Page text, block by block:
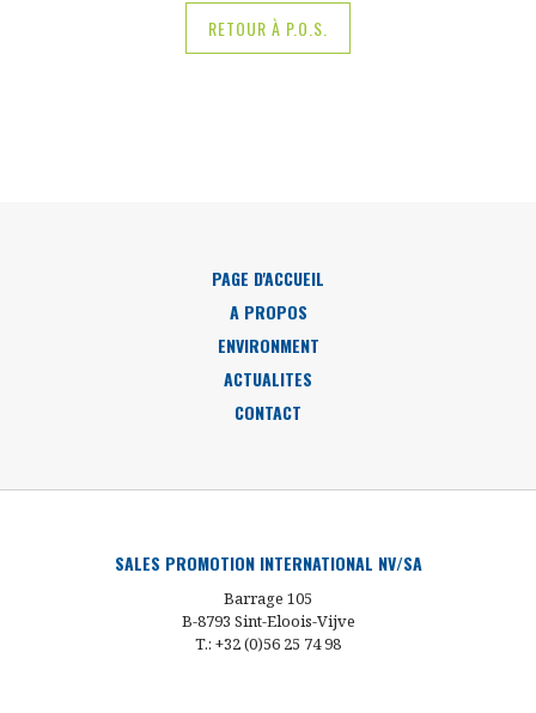
RETOUR À P.O.S.
PAGE D'ACCUEIL
A PROPOS
ENVIRONMENT
ACTUALITES
CONTACT
SALES PROMOTION INTERNATIONAL NV/SA
Barrage 105
B-8793 Sint-Eloois-Vijve
T.: +32 (0)56 25 74 98